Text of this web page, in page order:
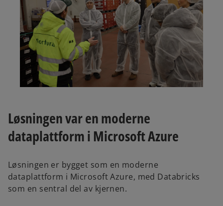
Løsningen var en moderne
dataplattform i Microsoft Azure
Løsningen er bygget som en moderne
dataplattform i Microsoft Azure, med Databricks
som en sentral del av kjernen.